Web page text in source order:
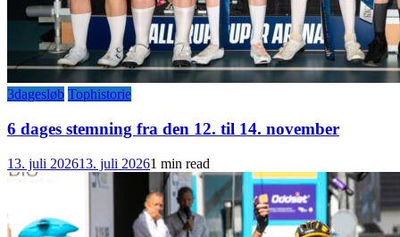
3dagesløb Tophistorie
6 dages stemning fra den 12. til 14. november
13. juli 202613. juli 20261 min read